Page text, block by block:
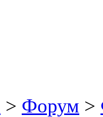
> Форум >